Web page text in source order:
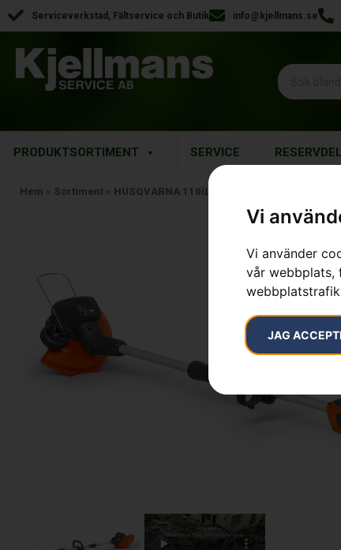
Vi
Vi använder
vår webbplats,
JAG
Serviceverkstad, Fältservice och Butik info@kjellmans.se
PRODUKTSORTIMENT SERVICE
Hem » Sortiment » HUSQVARNA 110iL FLXi med batteri och